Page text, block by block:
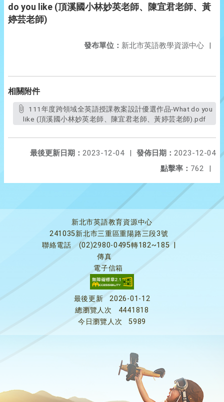
do you like (頂溪國小林妙英老師、陳宜君老師、黃
婷芸老師)
發布單位： 新北市英語教學資源中心 |
相關附件
like (頂溪國小林妙英老師、陳宜君老師、黃婷芸老師).pdf
發佈日期： 2023-12-04
最後更新日期： 2023-12-04
|
點擊率： 762 |
新北市英語教育資源中心
241035新北市三重區重陽路三段3號
聯絡電話
(02)2980-0495轉182~185
傳真
電子信箱
最後更新
2026-01-12
總瀏覽人次
4441818
今日瀏覽人次
5989